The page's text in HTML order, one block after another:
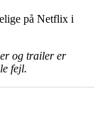
på Netflix i
og trailer er
fejl.